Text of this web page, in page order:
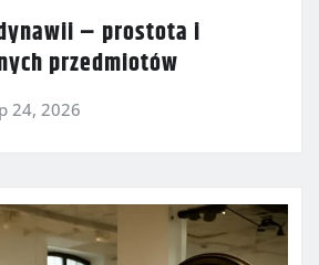
– prostota i
przedmiotów
24, 2026